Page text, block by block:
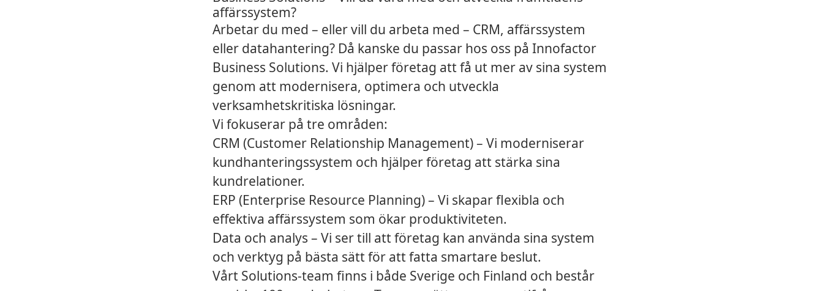
affärssystem?
Arbetar du med – eller vill du arbeta med – CRM, affärssystem
eller datahantering? Då kanske du passar hos oss på Innofactor
Business Solutions. Vi hjälper företag att få ut mer av sina system
genom att modernisera, optimera och utveckla
verksamhetskritiska lösningar.
Vi fokuserar på tre områden:
CRM (Customer Relationship Management) – Vi moderniserar
kundhanteringssystem och hjälper företag att stärka sina
kundrelationer.
ERP (Enterprise Resource Planning) – Vi skapar flexibla och
effektiva affärssystem som ökar produktiviteten.
Data och analys – Vi ser till att företag kan använda sina system
och verktyg på bästa sätt för att fatta smartare beslut.
Vårt Solutions-team finns i både Sverige och Finland och består